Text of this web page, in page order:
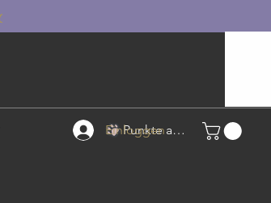
Einloggen Punkte ansehen